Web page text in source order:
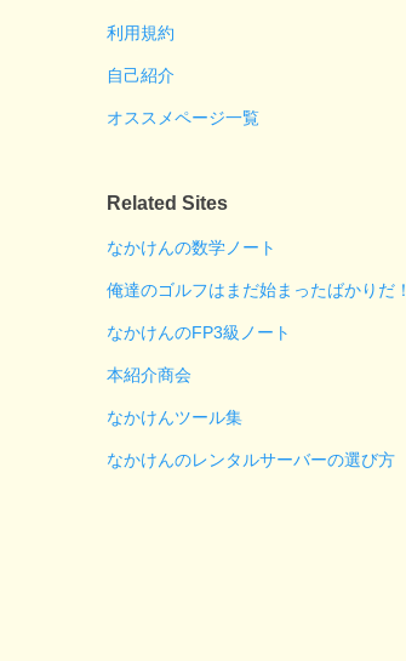
利用規約
自己紹介
オススメページ一覧
Related Sites
なかけんの数学ノート
俺達のゴルフはまだ始まったばかりだ！
なかけんのFP3級ノート
本紹介商会
なかけんツール集
なかけんのレンタルサーバーの選び方